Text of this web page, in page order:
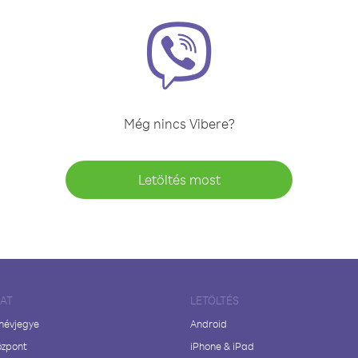
Még nincs Vibere?
Letöltés most
LETÖLTÉS
Android
iPhone & iPad